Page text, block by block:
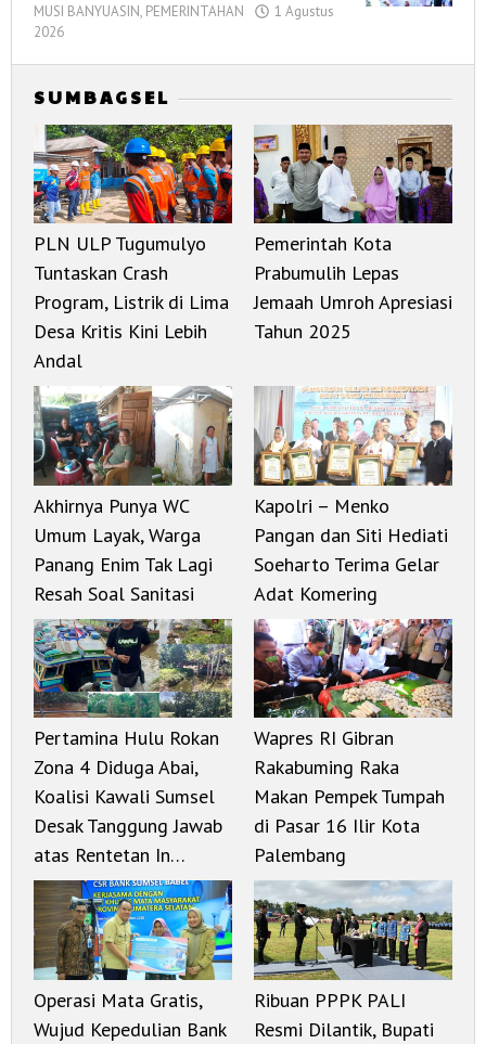
MUSI BANYUASIN, PEMERINTAHAN
1 Agustus
2026
S U M B A G S E L
PLN ULP Tugumulyo
Tuntaskan Crash
Program, Listrik di Lima
Desa Kritis Kini Lebih
Andal
Pemerintah Kota
Prabumulih Lepas
Jemaah Umroh Apresiasi
Tahun 2025
Akhirnya Punya WC
Umum Layak, Warga
Panang Enim Tak Lagi
Resah Soal Sanitasi
Kapolri – Menko
Pangan dan Siti Hediati
Soeharto Terima Gelar
Adat Komering
Pertamina Hulu Rokan
Zona 4 Diduga Abai,
Koalisi Kawali Sumsel
Desak Tanggung Jawab
atas Rentetan In…
Wapres RI Gibran
Rakabuming Raka
Makan Pempek Tumpah
di Pasar 16 Ilir Kota
Palembang
Operasi Mata Gratis,
Wujud Kepedulian Bank
Ribuan PPPK PALI
Resmi Dilantik, Bupati